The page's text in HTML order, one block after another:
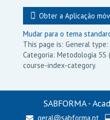
Obter a Aplicação
Mudar para o tema
This page is: General
Categoria: Metodologia
course-index-category.
SABFORMA -
geral@sabforma.pt